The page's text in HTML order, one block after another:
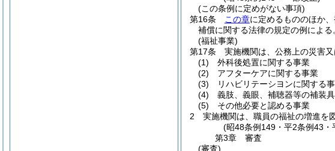
(この条例に定めがない事項)
第16条
この章に定めるもののほか
補償に関する法律の規定の例による
(福祉事業)
第17条
実施機関は、公務上の災害
(1)
外科後処置に関する事業
(2)
アフターケアに関する事業
(3)
リハビリテーシヨンに関する
(4)
義肢、義眼、補聴器等の補装
(5)
その他必要と認める事業
2
実施機関は、職員の福祉の増進を
(昭48条例149・平2条例43
第3章
審査
(審査)